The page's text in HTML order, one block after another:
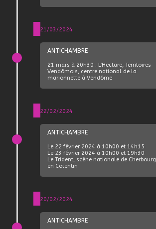
21/03/2024
ANTICHAMBRE
21 mars à 20h30 : L’Hectare, Territoires
Vendômois, centre national de la
marionnette à Vendôme
22/02/2024
ANTICHAMBRE
Le 22 février 2024 à 10h00 et 14h15
Le 23 février 2024 à 10h00 et 19h30
Le Trident, scène nationale de Cherbourg
en Cotentin
20/02/2024
ANTICHAMBRE